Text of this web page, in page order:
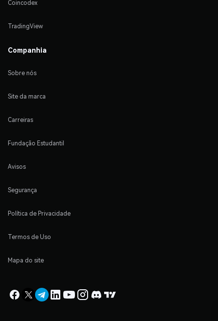
Coincodex
TradingView
Companhia
Sobre nós
Site da marca
Carreiras
Fundação Estudantil
Avisos
Segurança
Política de Privacidade
Termos de Uso
Mapa do site